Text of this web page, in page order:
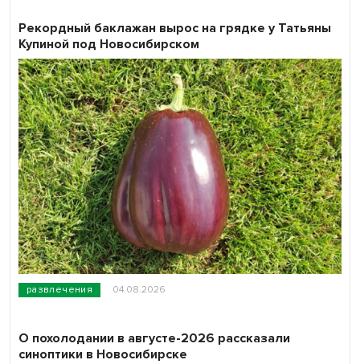
развлечения 04.08.2026
Рекордный баклажан вырос на грядке у Татьяны
Купиной под Новосибирском
О похолодании в августе-2026 рассказали
синоптики в Новосибирске